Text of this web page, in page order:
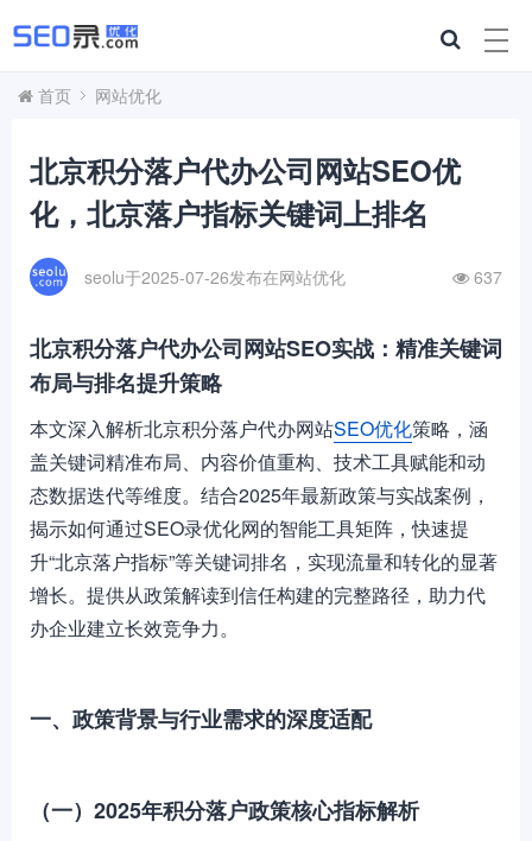
首页 网站优化
北京积分落户代办公司网站SEO优
化，北京落户指标关键词上排名
seolu于2025-07-26发布在网站优化 637
北京积分落户代办公司网站SEO实战：精准关键词
布局与排名提升策略
本文深入解析北京积分落户代办网站SEO优化策略，涵
盖关键词精准布局、内容价值重构、技术工具赋能和动
态数据迭代等维度。结合2025年最新政策与实战案例，
揭示如何通过SEO录优化网的智能工具矩阵，快速提
升“北京落户指标”等关键词排名，实现流量和转化的显著
增长。提供从政策解读到信任构建的完整路径，助力代
办企业建立长效竞争力。
一、政策背景与行业需求的深度适配
（一）2025年积分落户政策核心指标解析